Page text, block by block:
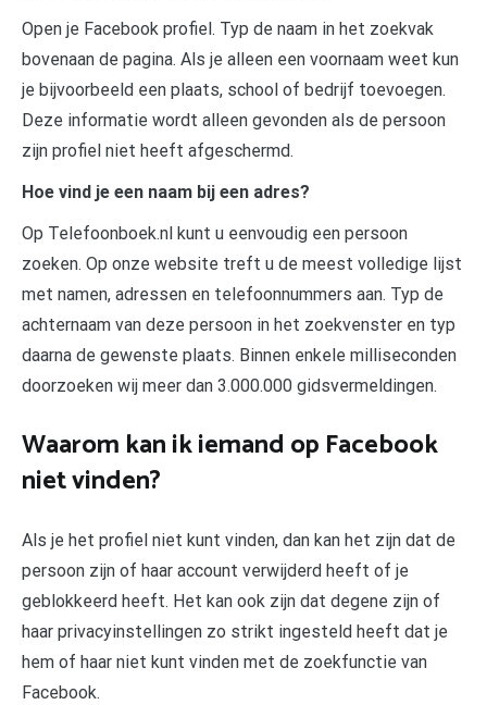
Open je Facebook profiel. Typ de naam in het zoekvak
bovenaan de pagina. Als je alleen een voornaam weet kun
je bijvoorbeeld een plaats, school of bedrijf toevoegen.
Deze informatie wordt alleen gevonden als de persoon
zijn profiel niet heeft afgeschermd.
Hoe vind je een naam bij een adres?
Op Telefoonboek.nl kunt u eenvoudig een persoon
zoeken. Op onze website treft u de meest volledige lijst
met namen, adressen en telefoonnummers aan. Typ de
achternaam van deze persoon in het zoekvenster en typ
daarna de gewenste plaats. Binnen enkele milliseconden
doorzoeken wij meer dan 3.000.000 gidsvermeldingen.
Waarom kan ik iemand op Facebook
niet vinden?
Als je het profiel niet kunt vinden, dan kan het zijn dat de
persoon zijn of haar account verwijderd heeft of je
geblokkeerd heeft. Het kan ook zijn dat degene zijn of
haar privacyinstellingen zo strikt ingesteld heeft dat je
hem of haar niet kunt vinden met de zoekfunctie van
Facebook.